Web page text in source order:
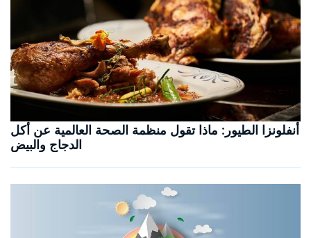
أنفلونزا الطيور: ماذا تقول منظمة الصحة العالمية عن أكل
الدجاج والبيض